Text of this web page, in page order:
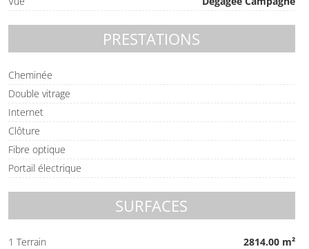
PRESTATIONS
Cheminée
Double vitrage
Internet
Clôture
Fibre optique
Portail électrique
SURFACES
1 Terrain
2814.00 m²